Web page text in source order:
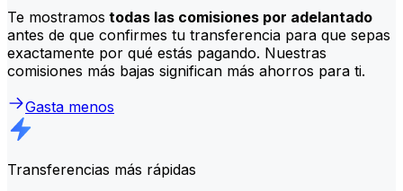
Te mostramos todas las comisiones por adelantado
antes de que confirmes tu transferencia para que sepas
exactamente por qué estás pagando. Nuestras
comisiones más bajas significan más ahorros para ti.
Gasta menos
Transferencias más rápidas